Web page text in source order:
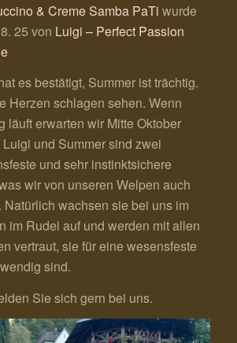
& Creme Samba PaTi wurde
25 von Luigi – Perfect Passion
es bestätigt, Summer ist trächtig.
Herzen schlagen sehen. Wenn
läuft erwarten wir Mitte Oktober
und Summer sind zwei
und sehr instinktsichere
wir von unseren Welpen auch
Natürlich wachsen sie bei uns im
im Rudel auf und werden mit allen
vertraut, sie für eine wesensfeste
sind.
Sie sich gern bei uns.